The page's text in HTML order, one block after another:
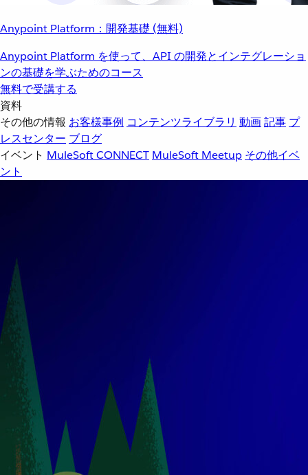
Anypoint Platform：開発基礎 (無料)
Anypoint Platform を使って、API の開発とインテグレーショ
ンの基礎を学ぶためのコース
無料で受講する
資料
その他の情報 お客様事例 コンテンツライブラリ 動画記事 プ
レスセンター ブログ
イベント MuleSoft CONNECT MuleSoft Meetup その他イベ
ント